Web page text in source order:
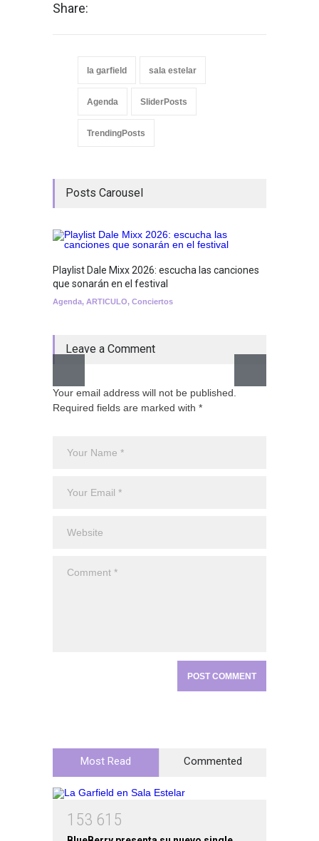
Share:
la garfield sala estelar
Agenda SliderPosts
TrendingPosts
Posts Carousel
Playlist Dale Mixx 2026: escucha las canciones
que sonarán en el festival
Agenda, ARTICULO, Conciertos
Leave a Comment
Your email address will not be published.
Required fields are marked with *
Most Read Commented
1 53 61 5